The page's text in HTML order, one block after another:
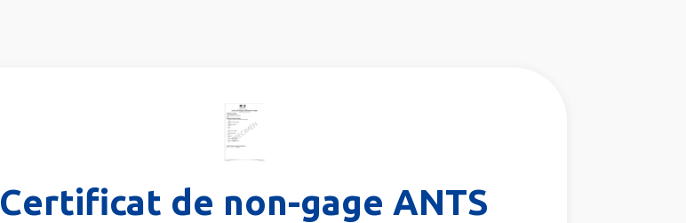
Certificat de non-gage ANTS